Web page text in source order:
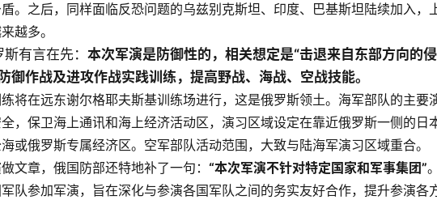
。之后，同样面临反恐问题的乌兹别克斯坦、印度、巴基斯坦陆续加入，
越多。
有言在先： 本次军演是防御性的，相关想定是“击退来自东部方向的
御作战及进攻作战实践训练，提高野战、海战、空战技能。
将在远东谢尔格耶夫斯基训练场进行，这是俄罗斯领土。海军部队的主要
，保卫海上通讯和海上经济活动区，演习区域设定在靠近俄罗斯一侧的日
或俄罗斯专属经济区。空军部队活动范围，大致与陆海军演习区域重合。
文章，俄国防部还特地补了一句： “本次军演不针对特定国家和军事集团”
队参加军演，旨在深化与参演各国军队之间的务实友好合作，提升参演各